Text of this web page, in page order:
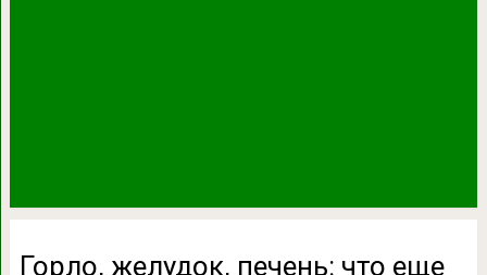
Горло, желудок, печень: что еще